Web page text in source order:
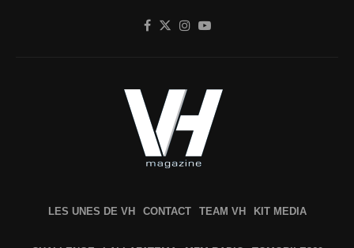
LES UNES DE VH CONTACT TEAM VH KIT MEDIA